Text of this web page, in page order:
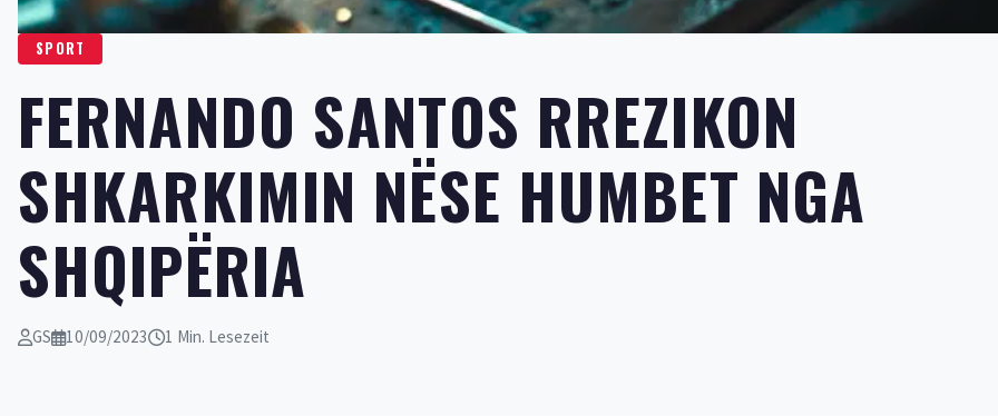
SPORT
FERNANDO SANTOS RREZIKON
SHKARKIMIN NËSE HUMBET NGA
SHQIPËRIA
GS 10/09/2023 1 Min. Lesezeit